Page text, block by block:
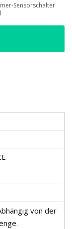
Sensorschalter
von der